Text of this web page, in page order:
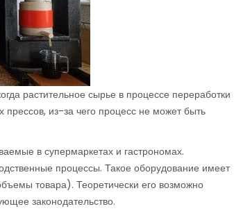
растительное сырье в процессе переработки
из-за чего процесс не может быть
в супермаркетах и гастрономах.
процессы. Такое оборудование имеет
товара). Теоретически его возможно
законодательство.